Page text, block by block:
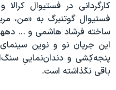
کارگردانی در فستیوال کرالا
ساخته فرشاد هاشمی و ...
این جریان نو و نوین
پنجه‌‌کِشی و دندان‌نماییِ
باقی نگذاشته است.